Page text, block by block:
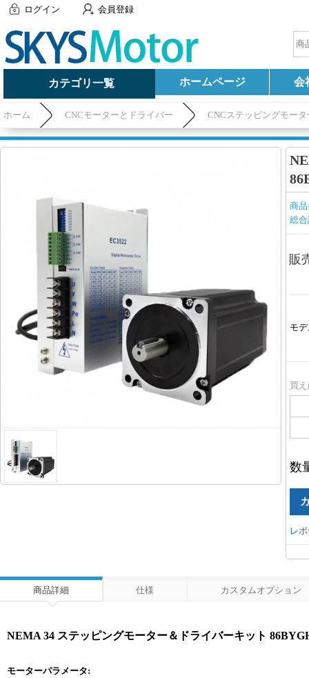
ログイン 会員登録
カテゴリ一覧 ホームページ 会
ホーム CNCモーターとドライバー CNCステッピングモー
4.5/8.5/12Nm 3相 1.8度
商
総
販
モ
買
数
レ
商品詳細 仕様 カスタムオプション
NEMA 34 ステッピングモーター＆ドライバーキット
モーターパラメータ: